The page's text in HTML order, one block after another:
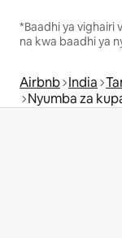
*Baadhi ya vighairi
na kwa baadhi ya
Airbnb India
Nyumba za